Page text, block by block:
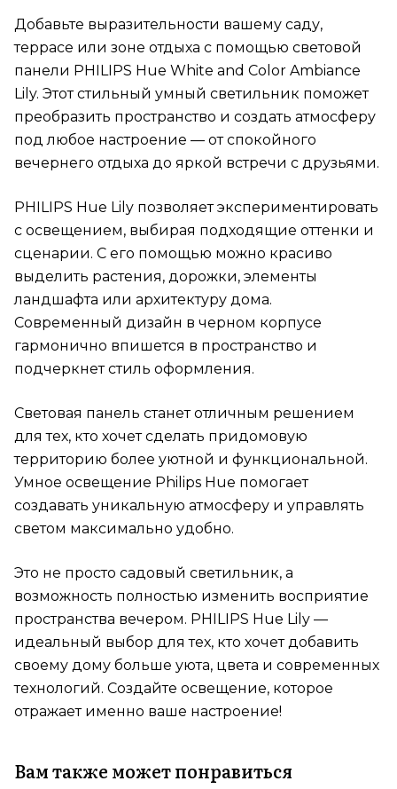
Добавьте выразительности вашему саду,
террасе или зоне отдыха с помощью световой
панели PHILIPS Hue White and Color Ambiance
Lily. Этот стильный умный светильник поможет
преобразить пространство и создать атмосферу
под любое настроение — от спокойного
вечернего отдыха до яркой встречи с друзьями.
PHILIPS Hue Lily позволяет экспериментировать
с освещением, выбирая подходящие оттенки и
сценарии. С его помощью можно красиво
выделить растения, дорожки, элементы
ландшафта или архитектуру дома.
Современный дизайн в черном корпусе
гармонично впишется в пространство и
подчеркнет стиль оформления.
Световая панель станет отличным решением
для тех, кто хочет сделать придомовую
территорию более уютной и функциональной.
Умное освещение Philips Hue помогает
создавать уникальную атмосферу и управлять
светом максимально удобно.
Это не просто садовый светильник, а
возможность полностью изменить восприятие
пространства вечером. PHILIPS Hue Lily —
идеальный выбор для тех, кто хочет добавить
своему дому больше уюта, цвета и современных
технологий. Создайте освещение, которое
отражает именно ваше настроение!
Вам также может понравиться